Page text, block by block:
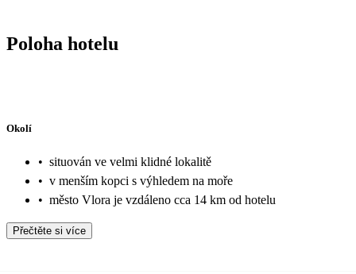
Poloha hotelu
Okolí
• situován ve velmi klidné lokalitě
• v menším kopci s výhledem na moře
• město Vlora je vzdáleno cca 14 km od hotelu
Přečtěte si více